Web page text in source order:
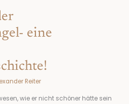
eine
Reiter
wie er nicht schöner hätte sein